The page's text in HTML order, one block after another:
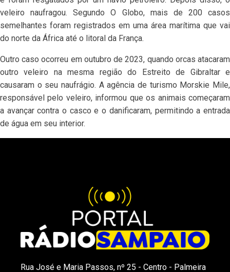
veleiro naufragou. Segundo O Globo, mais de 200 casos
semelhantes foram registrados em uma área marítima que vai
do norte da África até o litoral da França.
Outro caso ocorreu em outubro de 2023, quando orcas atacaram
outro veleiro na mesma região do Estreito de Gibraltar e
causaram o seu naufrágio. A agência de turismo Morskie Mile,
responsável pelo veleiro, informou que os animais começaram
a avançar contra o casco e o danificaram, permitindo a entrada
de água em seu interior.
Rua José e Maria Passos, nº 25 - Centro - Palmeira